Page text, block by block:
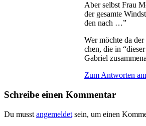
Aber selbst Frau
der gesam­te
den nach …”
Wer möch­te da
chen, die in
Gabri­el
Zum Antworten
Schreibe einen Kommentar
Du musst angemeldet sein, um einen